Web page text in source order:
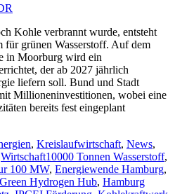
Kohle verbrannt wurde, entsteht
für grünen Wasserstoff. Auf dem
in Moorburg wird ein
der ab 2027 jährlich
liefern soll. Bund und Stadt
Millioneninvestitionen, wobei eine
bereits fest eingeplant
, Kreislaufwirtschaft, News,
WirtschaftSchlagworte
10000 Tonnen Wasserstoff,
100 MW, Energiewende Hamburg,
Hydrogen Hub, Hamburg